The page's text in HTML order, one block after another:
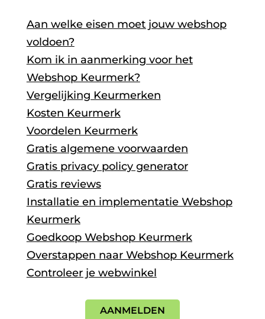
Aan welke eisen moet jouw webshop
voldoen?
Kom ik in aanmerking voor het
Webshop Keurmerk?
Vergelijking Keurmerken
Kosten Keurmerk
Voordelen Keurmerk
Gratis algemene voorwaarden
Gratis privacy policy generator
Gratis reviews
Installatie en implementatie Webshop
Keurmerk
Goedkoop Webshop Keurmerk
Overstappen naar Webshop Keurmerk
Controleer je webwinkel
AANMELDEN